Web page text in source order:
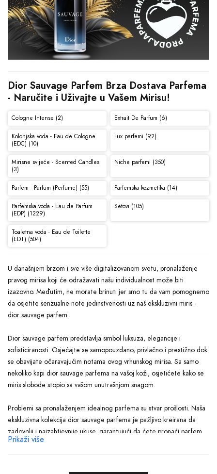
Dior Sauvage Parfem Brza Dostava Parfema
- Naručite i Uživajte u Vašem Mirisu!
Cologne Intense (2) Extrait De Parfum (6)
Kolonjska voda - Eau de Cologne
(EDC) (10)
Lux parfemi (92)
Mirisne svijeće - Scented Candles
(3)
Niche parfemi (350)
Parfem - Parfum (Perfume) (55) Parfemska kozmetika (14)
Parfemska voda - Eau de Parfum
(EDP) (1229)
Setovi (105)
Toaletna voda - Eau de Toilette
(EDT) (504)
U današnjem brzom i sve više digitalizovanom svetu, pronalaženje
pravog mirisa koji će odražavati našu individualnost može biti
izazovno. Međutim, ne morate brinuti jer smo tu da vam pomognemo
da osjetite senzualne note jedinstvenosti uz naš ekskluzivni miris -
dior sauvage parfem.
Dior sauvage parfem predstavlja simbol luksuza, elegancije i
sofisticiranosti. Osjećajte se samopouzdano, privlačno i prestižno dok
se obavijate očaravajućim notama ovog vrhunskog mirisa. Sa samo
nekoliko kapi dior sauvage parfema na vašoj koži, osjetićete kako se
miris slobode stopio sa vašom unutrašnjom snagom.
Problemi sa pronalaženjem idealnog parfema su stvar prošlosti. Naša
ekskluzivna kolekcija dior sauvage parfema je pažljivo kreirana da
zadovolji i najzahtjevnije ukuse, garantujući da ćete pronaći parfem
koji prikazuje vašu individualnost. Bilo da preferirate osvježavajuće
Prikaži više